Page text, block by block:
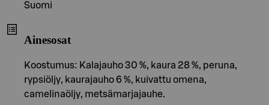
Suomi
Ainesosat
Koostumus: Kalajauho 30 %, kaura 28 %, peruna,
rypsiöljy, kaurajauho 6 %, kuivattu omena,
camelinaöljy, metsämarjajauhe.